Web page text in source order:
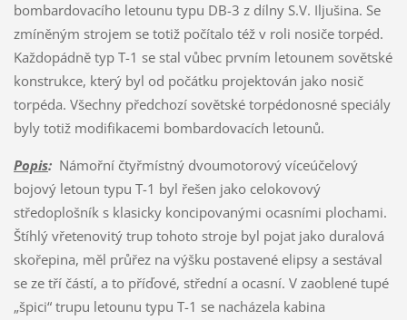
bombardovacího letounu typu DB-3 z dílny S.V. Iljušina. Se
zmíněným strojem se totiž počítalo též v roli nosiče torpéd.
Každopádně typ T-1 se stal vůbec prvním letounem sovětské
konstrukce, který byl od počátku projektován jako nosič
torpéda. Všechny předchozí sovětské torpédonosné speciály
byly totiž modifikacemi bombardovacích letounů.
Popis:Námořní čtyřmístný dvoumotorový víceúčelový
bojový letoun typu T-1 byl řešen jako celokovový
středoplošník s klasicky koncipovanými ocasními plochami.
Štíhlý vřetenovitý trup tohoto stroje byl pojat jako duralová
skořepina, měl průřez na výšku postavené elipsy a sestával
se ze tří částí, a to příďové, střední a ocasní. V zaoblené tupé
„špici“ trupu letounu typu T-1 se nacházela kabina